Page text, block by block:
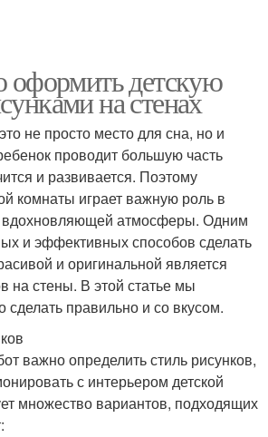
оформить детскую
на стенах
не просто место для сна, но и
проводит большую часть
и развивается. Поэтому
комнаты играет важную роль в
вдохновляющей атмосферы. Одним
и эффективных способов сделать
и оригинальной является
на стены. В этой статье мы
сделать правильно и со вкусом.
важно определить стиль рисунков,
с интерьером детской
множество вариантов, подходящих